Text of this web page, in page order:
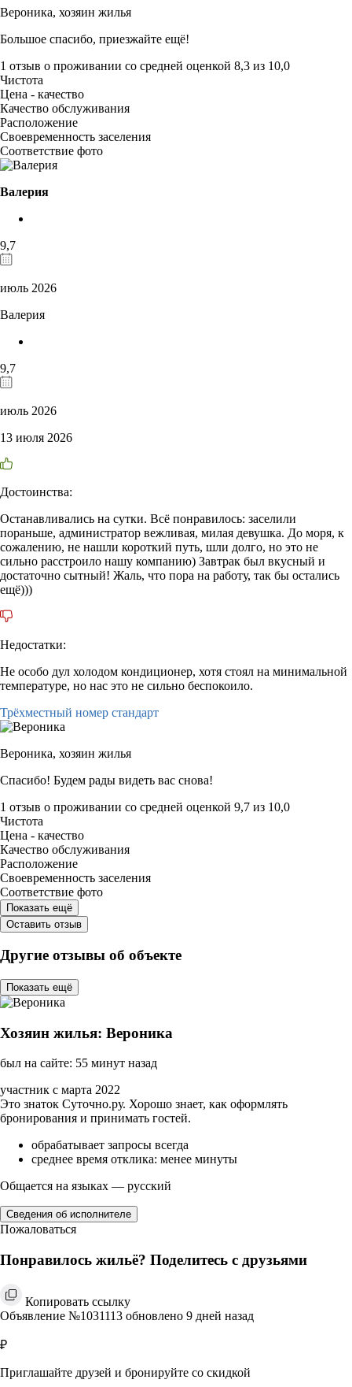
Вероника, хозяин жилья
Большое спасибо, приезжайте ещё!
1 отзыв о проживании со средней оценкой 8,3 из 10,0
Чистота
Цена - качество
Качество обслуживания
Расположение
Своевременность заселения
Соответствие фото
Валерия
9,7
июль 2026
Валерия
9,7
июль 2026
13 июля 2026
Достоинства:
Останавливались на сутки. Всё понравилось: заселили
пораньше, администратор вежливая, милая девушка. До моря, к
сожалению, не нашли короткий путь, шли долго, но это не
сильно расстроило нашу компанию) Завтрак был вкусный и
достаточно сытный! Жаль, что пора на работу, так бы остались
ещё)))
Недостатки:
Не особо дул холодом кондиционер, хотя стоял на минимальной
температуре, но нас это не сильно беспокоило.
Трёхместный номер стандарт
Вероника, хозяин жилья
Спасибо! Будем рады видеть вас снова!
1 отзыв о проживании со средней оценкой 9,7 из 10,0
Чистота
Цена - качество
Качество обслуживания
Расположение
Своевременность заселения
Соответствие фото
Показать ещё
Оставить отзыв
Другие отзывы об объекте
Показать ещё
Хозяин жилья: Вероника
был на сайте: 55 минут назад
участник с марта 2022
Это знаток Суточно.ру. Хорошо знает, как оформлять
бронирования и принимать гостей.
обрабатывает запросы всегда
среднее время отклика: менее минуты
Общается на языках — русский
Сведения об исполнителе
Пожаловаться
Понравилось жильё? Поделитесь с друзьями
Копировать ссылку
Объявление №1031113 обновлено 9 дней назад
₽
Приглашайте друзей и бронируйте со скидкой